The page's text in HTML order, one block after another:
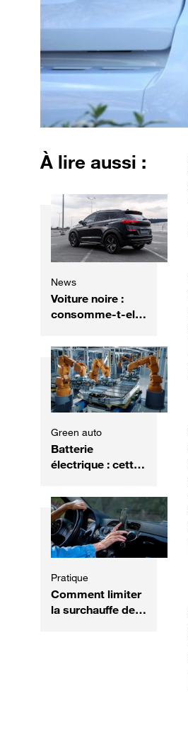
À lire aussi :
News
Voiture noire :
consomme-t-elle
carburant ? Voici
ce qu'il faut
savoir
Green auto
Batterie
électrique : cette
chinoise promet
une recharge en 3
minutes
Pratique
Comment limiter
la surchauffe de